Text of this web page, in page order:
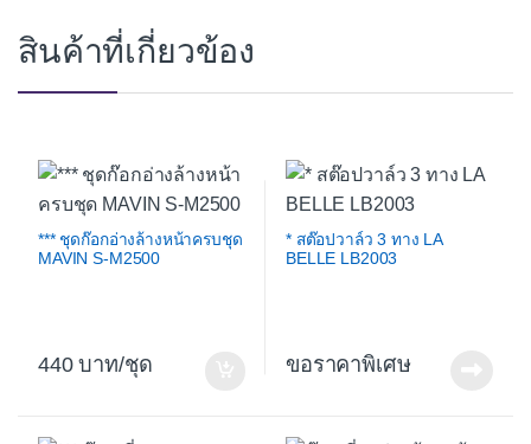
สินค้าที่เกี่ยวข้อง
*** ชุดก๊อกอ่างล้างหน้าครบชุด
MAVIN S-M2500
440 /ชุด
* สต๊อปวาล์ว 3 ทาง LA
BELLE LB2003
ขอราคาพิเศษ